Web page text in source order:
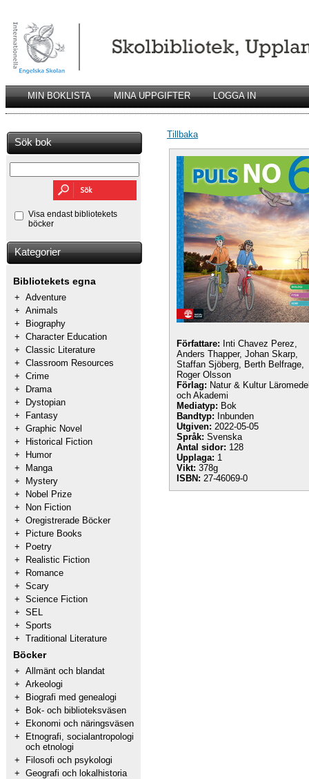
MIN BOKLISTA MINA UPPGIFTER LOGGA IN
Sök bok
Visa endast bibliotekets
böcker
Kategorier
Bibliotekets egna
+ Adventure
+ Animals
+
Biography
+ Character Education
+ Classic Literature
+ Classroom Resources
+ Crime
+
Drama
+
Dystopian
+
Fantasy
+ Graphic Novel
+
Historical Fiction
+
Humor
+
Manga
+
Mystery
+
Nobel Prize
+
Non Fiction
+ Oregistrerade Böcker
+
Picture Books
+
Poetry
+
Realistic Fiction
+
Romance
+ Scary
+ Science Fiction
+ SEL
+ Sports
+ Traditional Literature
Böcker
+ Allmänt och blandat
+ Arkeologi
+
Biografi med genealogi
+
Bok- och biblioteksväsen
+
Ekonomi och näringsväsen
+
Etnografi, socialantropologi
och etnologi
+
Filosofi och psykologi
+ Geografi och lokalhistoria
Tillbaka
Författare: Inti Chavez Perez,
Anders Thapper, Johan Skarp,
Staffan Sjöberg, Berth Belfrage,
Roger Olsson
Förlag: Natur & Kultur
och Akademi
Mediatyp: Bok
Bandtyp: Inbunden
Utgiven: 2022-05-05
Språk: Svenska
Antal sidor: 128
Upplaga: 1
Vikt: 378g
ISBN: 27-46069-0